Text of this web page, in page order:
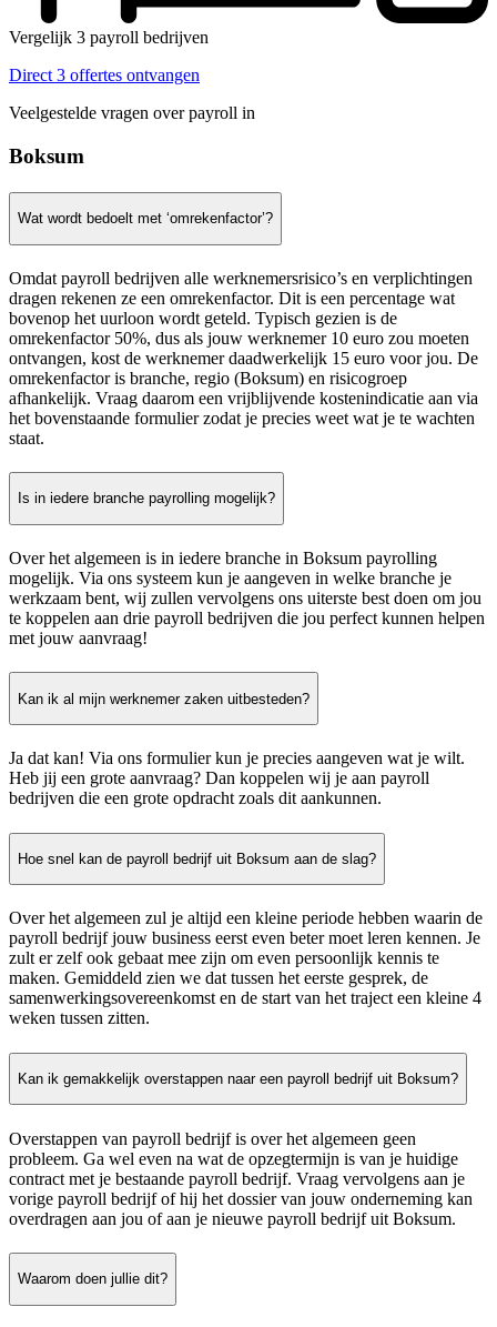
Vergelijk 3 payroll bedrijven
Direct 3 offertes ontvangen
Veelgestelde vragen over payroll in
Boksum
Wat wordt bedoelt met ‘omrekenfactor’?
Omdat payroll bedrijven alle werknemersrisico’s en verplichtingen
dragen rekenen ze een omrekenfactor. Dit is een percentage wat
bovenop het uurloon wordt geteld. Typisch gezien is de
omrekenfactor 50%, dus als jouw werknemer 10 euro zou moeten
ontvangen, kost de werknemer daadwerkelijk 15 euro voor jou. De
omrekenfactor is branche, regio (Boksum) en risicogroep
afhankelijk. Vraag daarom een vrijblijvende kostenindicatie aan via
het bovenstaande formulier zodat je precies weet wat je te wachten
staat.
Is in iedere branche payrolling mogelijk?
Over het algemeen is in iedere branche in Boksum payrolling
mogelijk. Via ons systeem kun je aangeven in welke branche je
werkzaam bent, wij zullen vervolgens ons uiterste best doen om jou
te koppelen aan drie payroll bedrijven die jou perfect kunnen helpen
met jouw aanvraag!
Kan ik al mijn werknemer zaken uitbesteden?
Ja dat kan! Via ons formulier kun je precies aangeven wat je wilt.
Heb jij een grote aanvraag? Dan koppelen wij je aan payroll
bedrijven die een grote opdracht zoals dit aankunnen.
Hoe snel kan de payroll bedrijf uit Boksum aan de slag?
Over het algemeen zul je altijd een kleine periode hebben waarin de
payroll bedrijf jouw business eerst even beter moet leren kennen. Je
zult er zelf ook gebaat mee zijn om even persoonlijk kennis te
maken. Gemiddeld zien we dat tussen het eerste gesprek, de
samenwerkingsovereenkomst en de start van het traject een kleine 4
weken tussen zitten.
Kan ik gemakkelijk overstappen naar een payroll bedrijf uit Boksum?
Overstappen van payroll bedrijf is over het algemeen geen
probleem. Ga wel even na wat de opzegtermijn is van je huidige
contract met je bestaande payroll bedrijf. Vraag vervolgens aan je
vorige payroll bedrijf of hij het dossier van jouw onderneming kan
overdragen aan jou of aan je nieuwe payroll bedrijf uit Boksum.
Waarom doen jullie dit?